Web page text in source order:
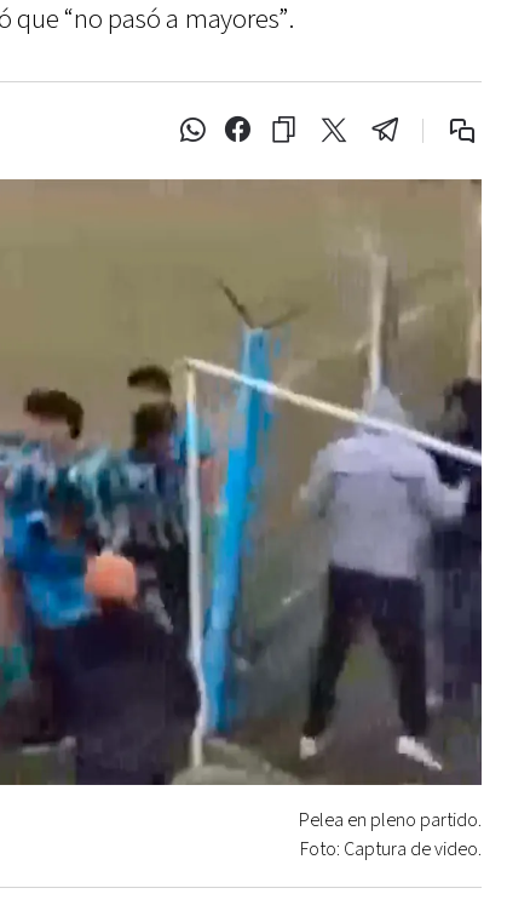
“no pasó a mayores”.
Pelea en pleno partido.
Foto: Captura de video.